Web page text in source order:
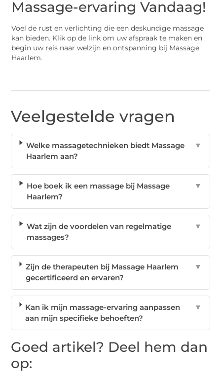
Massage-ervaring Vandaag!
Voel de rust en verlichting die een deskundige massage
kan bieden. Klik op de link om uw afspraak te maken en
begin uw reis naar welzijn en ontspanning bij Massage
Haarlem.
Veelgestelde vragen
Welke massagetechnieken biedt Massage
Haarlem aan?
▼
Hoe boek ik een massage bij Massage
Haarlem?
▼
Wat zijn de voordelen van regelmatige
massages?
▼
Zijn de therapeuten bij Massage Haarlem
gecertificeerd en ervaren?
▼
Kan ik mijn massage-ervaring aanpassen
aan mijn specifieke behoeften?
▼
Goed artikel? Deel hem dan
op: